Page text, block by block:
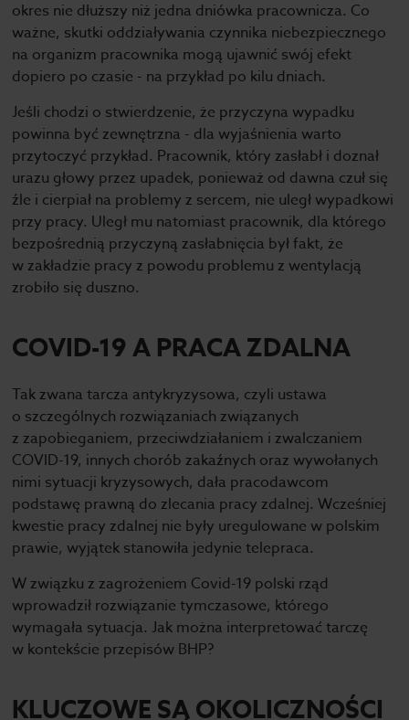
okres nie dłuższy niż jedna dniówka pracownicza. Co
ważne, skutki oddziaływania czynnika niebezpiecznego
na organizm pracownika mogą ujawnić swój efekt
dopiero po czasie - na przykład po kilu dniach.
Jeśli chodzi o stwierdzenie, że przyczyna wypadku
powinna być zewnętrzna - dla wyjaśnienia warto
przytoczyć przykład. Pracownik, który zasłabł i doznał
urazu głowy przez upadek, ponieważ od dawna czuł się
źle i cierpiał na problemy z sercem, nie uległ wypadkowi
przy pracy. Uległ mu natomiast pracownik, dla którego
bezpośrednią przyczyną zasłabnięcia był fakt, że
w zakładzie pracy z powodu problemu z wentylacją
zrobiło się duszno.
COVID-19 A PRACA ZDALNA
Tak zwana tarcza antykryzysowa, czyli ustawa
o szczególnych rozwiązaniach związanych
z zapobieganiem, przeciwdziałaniem i zwalczaniem
COVID-19, innych chorób zakaźnych oraz wywołanych
nimi sytuacji kryzysowych, dała pracodawcom
podstawę prawną do zlecania pracy zdalnej. Wcześniej
kwestie pracy zdalnej nie były uregulowane w polskim
prawie, wyjątek stanowiła jedynie telepraca.
W związku z zagrożeniem Covid-19 polski rząd
wprowadził rozwiązanie tymczasowe, którego
wymagała sytuacja. Jak można interpretować tarczę
w kontekście przepisów BHP?
KLUCZOWE SĄ OKOLICZNOŚCI